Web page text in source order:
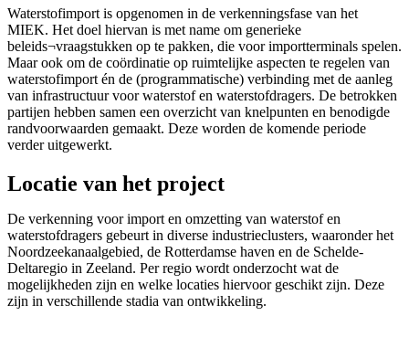
Waterstofimport is opgenomen in de verkenningsfase van het
MIEK. Het doel hiervan is met name om generieke
beleids¬vraagstukken op te pakken, die voor importterminals spelen.
Maar ook om de coördinatie op ruimtelijke aspecten te regelen van
waterstofimport én de (programmatische) verbinding met de aanleg
van infrastructuur voor waterstof en waterstofdragers. De betrokken
partijen hebben samen een overzicht van knelpunten en benodigde
randvoorwaarden gemaakt. Deze worden de komende periode
verder uitgewerkt.
Locatie van het project
De verkenning voor import en omzetting van waterstof en
waterstofdragers gebeurt in diverse industrieclusters, waaronder het
Noordzeekanaalgebied, de Rotterdamse haven en de Schelde-
Deltaregio in Zeeland. Per regio wordt onderzocht wat de
mogelijkheden zijn en welke locaties hiervoor geschikt zijn. Deze
zijn in verschillende stadia van ontwikkeling.